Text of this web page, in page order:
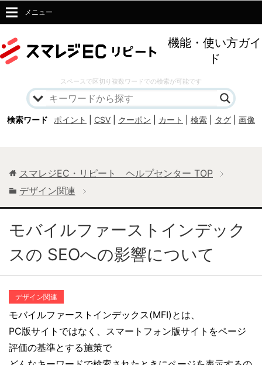
機能・使い方ガイ
ド
スペースで区切り複数ワードでの検索が可能です
検索ワード ポイント CSV クーポン カート 検索 タグ 画像
メニュー
スマレジEC・リピート ヘルプセンター TOP
デザイン関連
モバイルファーストインデック
スの SEOへの影響について
デザイン関連
モバイルファーストインデックス(MFI)とは、
PC版サイトではなく、スマートフォン版サイトをページ
評価の基準とする施策で